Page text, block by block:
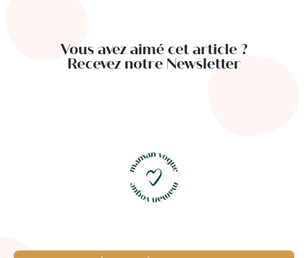
Vous avez aimé cet article ?
Recevez notre Newsletter